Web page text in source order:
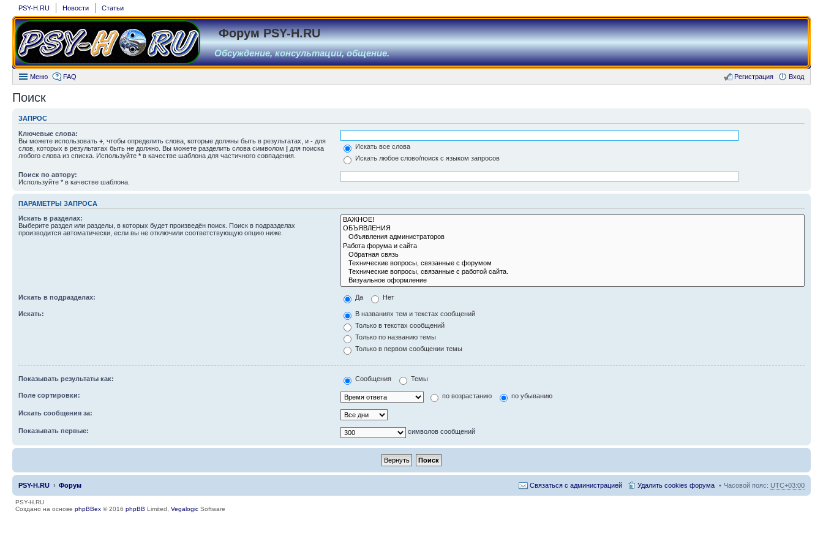
PSY-H.RU Новости Статьи
Форум PSY-H.RU
Обсуждение, консультации, общение.
Меню FAQ Вход
Регистрация
Поиск
ЗАПРОС
Ключевые слова:
Вы можете использовать + , чтобы определить слова, которые должны быть в результатах, и - для
слов, которых в результатах быть не должно. Вы можете разделить слова символом | для поиска
любого слова из списка. Используйте * в качестве шаблона для частичного совпадения.
Искать все слова
Искать любое слово/поиск с языком запросов
Поиск по автору:
Используйте * в качестве шаблона.
ПАРАМЕТРЫ ЗАПРОСА
Искать в разделах:
Выберите раздел или разделы, в которых будет произведён поиск. Поиск в подразделах
производится автоматически, если вы не отключили соответствующую опцию ниже.
Искать в подразделах: Да Нет
Искать:
В названиях тем и текстах сообщений
Только в текстах сообщений
Только по названию темы
Только в первом сообщении темы
Показывать результаты как: Сообщения Темы
Поле сортировки: по возрастанию по убыванию
Искать сообщения за:
Показывать первые: символов сообщений
PSY-H.RU Форум Часовой пояс: UTC+03:00
Удалить cookies форума
Связаться с администрацией
PSY-H.RU
Создано на основе phpBBex © 2016 phpBB Limited, Vegalogic Software